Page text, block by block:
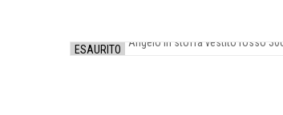
ESAURITO